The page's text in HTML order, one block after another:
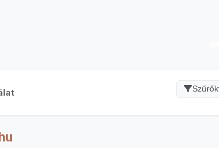
Szűrők